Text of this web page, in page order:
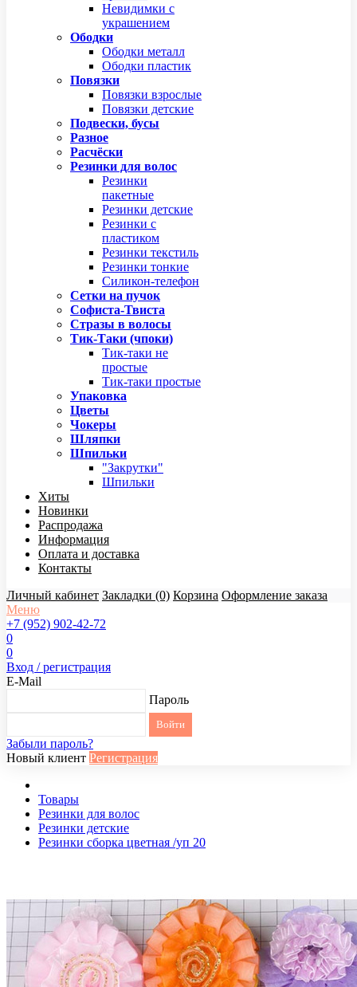
Невидимки с
украшением
Ободки
Ободки металл
Ободки пластик
Повязки
Повязки взрослые
Повязки детские
Подвески, бусы
Разное
Расчёски
Резинки для волос
Резинки
пакетные
Резинки детские
Резинки с
пластиком
Резинки текстиль
Резинки тонкие
Силикон-телефон
Сетки на пучок
Софиста-Твиста
Стразы в волосы
Тик-Таки (чпоки)
Тик-таки не
простые
Тик-таки простые
Упаковка
Цветы
Чокеры
Шляпки
Шпильки
"Закрутки"
Шпильки
Хиты
Новинки
Распродажа
Информация
Оплата и доставка
Контакты
Личный кабинет Закладки (0) Корзина Оформление заказа
Меню
+7 (952) 902-42-72
0
0
Вход / регистрация
E-Mail
Пароль
Забыли пароль?
Новый клиент Регистрация
Товары
Резинки для волос
Резинки детские
Резинки сборка цветная /уп 20